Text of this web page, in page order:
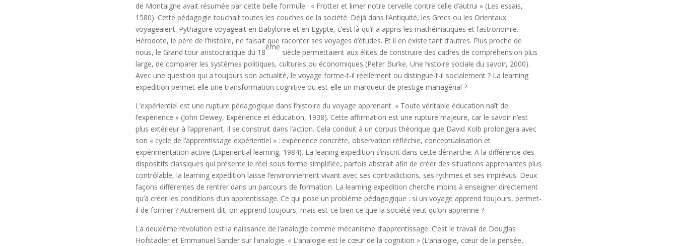
de Montaigne avait résumée par cette belle formule : « Frotter et limer notre cervelle contre celle d’autrui » (Les essais,
1580). Cette pédagogie touchait toutes les couches de la société. Déjà dans l’Antiquité, les Grecs ou les Orientaux
voyageaient. Pythagore voyageait en Babylonie et en Egypte, c’est là qu’il a appris les mathématiques et l’astronomie.
Hérodote, le père de l’histoire, ne faisait que raconter ses voyages d’études. Et il en existe tant d’autres. Plus proche de
nous, le Grand tour aristocratique du 18
ème
siècle permettaient aux élites de construire des cadres de compréhension plus
large, de comparer les systèmes politiques, culturels ou économiques (Peter Burke, Une histoire sociale du savoir, 2000).
Avec une question qui a toujours son actualité, le voyage forme-t-il réellement ou distingue-t-il socialement ? La learning
expedition permet-elle une transformation cognitive ou est-elle un marqueur de prestige managérial ?
L’expérientiel est une rupture pédagogique dans l’histoire du voyage apprenant. « Toute véritable éducation naît de
l’expérience » (John Dewey, Expérience et éducation, 1938). Cette affirmation est une rupture majeure, car le savoir n’est
plus extérieur à l’apprenant, il se construit dans l’action. Cela conduit à un corpus théorique que David Kolb prolongera avec
son « cycle de l’apprentissage expérientiel » : expérience concrète, observation réfléchie, conceptualisation et
expérimentation active (Experiential learning, 1984). La leaning expedition s’inscrit dans cette démarche. A la différence des
dispositifs classiques qui présente le réel sous forme simplifiée, parfois abstrait afin de créer des situations apprenantes plus
contrôlable, la learning expedition laisse l’environnement vivant avec ses contradictions, ses rythmes et ses imprévus. Deux
façons différentes de rentrer dans un parcours de formation. La learning expedition cherche moins à enseigner directement
qu’à créer les conditions d’un apprentissage. Ce qui pose un problème pédagogique : si un voyage apprend toujours, permet-
il de former ? Autrement dit, on apprend toujours, mais est-ce bien ce que la société veut qu’on apprenne ?
La deuxième révolution est la naissance de l’analogie comme mécanisme d’apprentissage. C’est le travail de Douglas
Hofstadler et Emmanuel Sander sur l’analogie. « L’analogie est le cœur de la cognition » (L’analogie, cœur de la pensée,